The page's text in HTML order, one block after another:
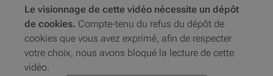
Le visionnage de cette vidéo nécessite un dépôt
de cookies. Compte-tenu du refus du dépôt de
cookies que vous avez exprimé, afin de respecter
votre choix, nous avons bloqué la lecture de cette
vidéo.